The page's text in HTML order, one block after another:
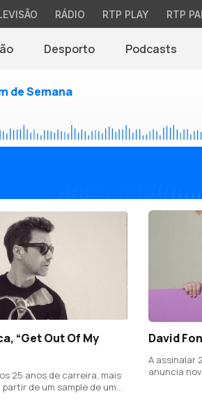
RÁDIO RTP PLAY RTP
Desporto Podcasts
de Semana
“Get Out Of My
25 anos de carreira, mais
de um sample de um
David
A assinalar
anuncia